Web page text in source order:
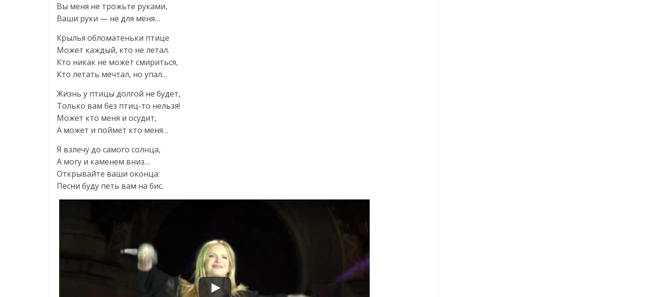
Вы меня не трожьте руками,
Ваши руки — не для меня…
Крылья обломатеньки птице
Может каждый, кто не летал.
Кто никак не может смириться,
Кто летать мечтал, но упал…
Жизнь у птицы долгой не будет,
Только вам без птиц-то нельзя!
Может кто меня и осудит,
А может и поймет кто меня…
Я взлечу до самого солнца,
А могу и каменем вниз…
Открывайте ваши оконца:
Песни буду петь вам на бис.